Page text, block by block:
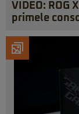
VIDEO: ROG
primele